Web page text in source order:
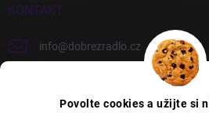
Povolte cookies a užijte si
KONTAKT
info@dobrezradlo.cz